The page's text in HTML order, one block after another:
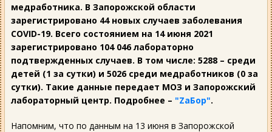
медработника. В Запорожской области
зарегистрировано 44 новых случаев заболевания
COVID-19. Всего состоянием на 14 июня 2021
зарегистрировано 104 046 лабораторно
подтвержденных случаев. В том числе: 5288 – среди
детей (1 за сутки) и 5026 среди медработников (0 за
сутки). Такие данные передает МОЗ и Запорожский
лабораторный центр. Подробнее – "ZаБор".
Напомним, что по данным на 13 июня в Запорожской